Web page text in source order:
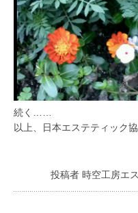
続く……
以上、日本エステティック
投稿者 時空工房エ